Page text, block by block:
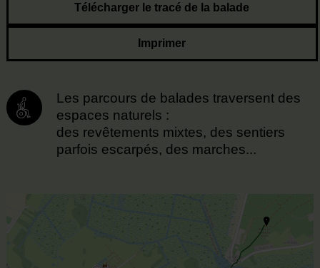
Télécharger le tracé de la balade
Imprimer
Les parcours de balades traversent des
espaces naturels :
des revêtements mixtes, des sentiers
parfois escarpés, des marches...